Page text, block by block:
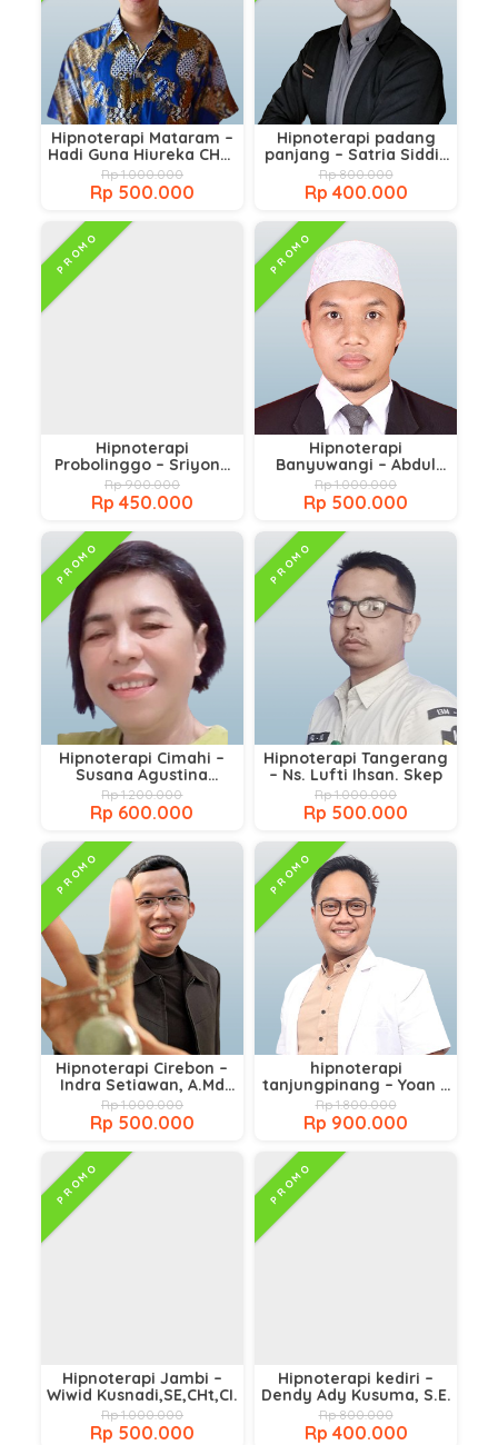
Hipnoterapi Mataram –
Hadi Guna Hiureka CHt.,
CI
Rp 1.000.000
Rp 500.000
Hipnoterapi padang
panjang – Satria Siddik
S.Psi CHt,C.PHt,C.NLP
Rp 800.000
Rp 400.000
PROMO
Hipnoterapi
Probolinggo – Sriyono
sundoro hadi, M.M, CHt.
Rp 900.000
Rp 450.000
PROMO
Hipnoterapi
Banyuwangi – Abdul
Rokib CHt,CI
Rp 1.000.000
Rp 500.000
PROMO
Hipnoterapi Cimahi –
Susana Agustina
MHKes.,MMRS
Rp 1.200.000
Rp 600.000
PROMO
Hipnoterapi Tangerang
– Ns. Lufti Ihsan. Skep
Rp 1.000.000
Rp 500.000
PROMO
Hipnoterapi Cirebon –
Indra Setiawan, A.Md
KL., CHt
Rp 1.000.000
Rp 500.000
PROMO
hipnoterapi
tanjungpinang – Yoan S
Nugraha, CHT
Rp 1.800.000
Rp 900.000
PROMO
Hipnoterapi Jambi –
Wiwid Kusnadi,SE,CHt,CI.
Rp 1.000.000
Rp 500.000
PROMO
Hipnoterapi kediri –
Dendy Ady Kusuma, S.E.
Rp 800.000
Rp 400.000